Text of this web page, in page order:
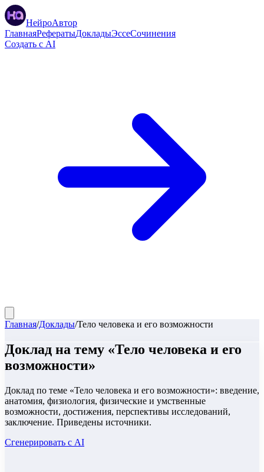
НейроАвтор
ГлавнаяРефератыДокладыЭссеСочинения
Создать с AI
Главная/Доклады/Тело человека и его возможности
Доклад на тему «Тело человека и его
возможности»
Доклад по теме «Тело человека и его возможности»: введение,
анатомия, физиология, физические и умственные
возможности, достижения, перспективы исследований,
заключение. Приведены источники.
Сгенерировать с AI